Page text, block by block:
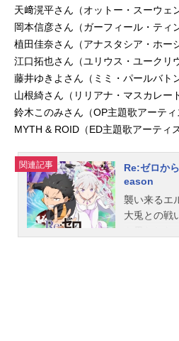
天﨑滉平さん（オットー・スーウェ
岡本信彦さん（ガーフィール・ティ
植田佳奈さん（アナスタシア・ホー
江口拓也さん（ユリウス・ユークリ
藤井ゆきよさん（ミミ・パールバト
山根綺さん（リリアナ・マスカレー
鈴木このみさん（OP主題歌アーティ
MYTH & ROID（ED主題歌アーティス
関連記事
Re:ゼロか
eason
襲い来るエ
大兎との戦